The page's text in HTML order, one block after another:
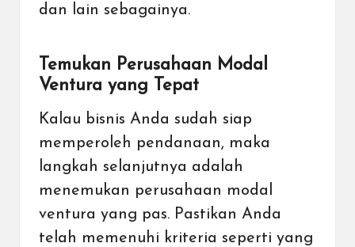
dan lain sebagainya.
Temukan Perusahaan Modal
Ventura yang Tepat
Kalau bisnis Anda sudah siap
memperoleh pendanaan, maka
langkah selanjutnya adalah
menemukan perusahaan modal
ventura yang pas. Pastikan Anda
telah memenuhi kriteria seperti yang